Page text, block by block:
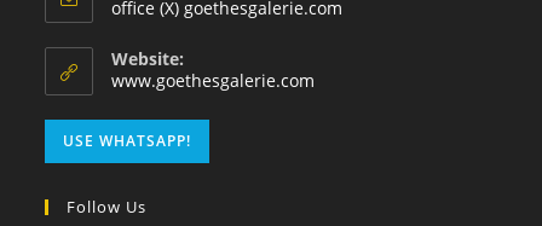
office (X) goethesgalerie.com
Website:
www.goethesgalerie.com
USE WHATSAPP!
Follow Us